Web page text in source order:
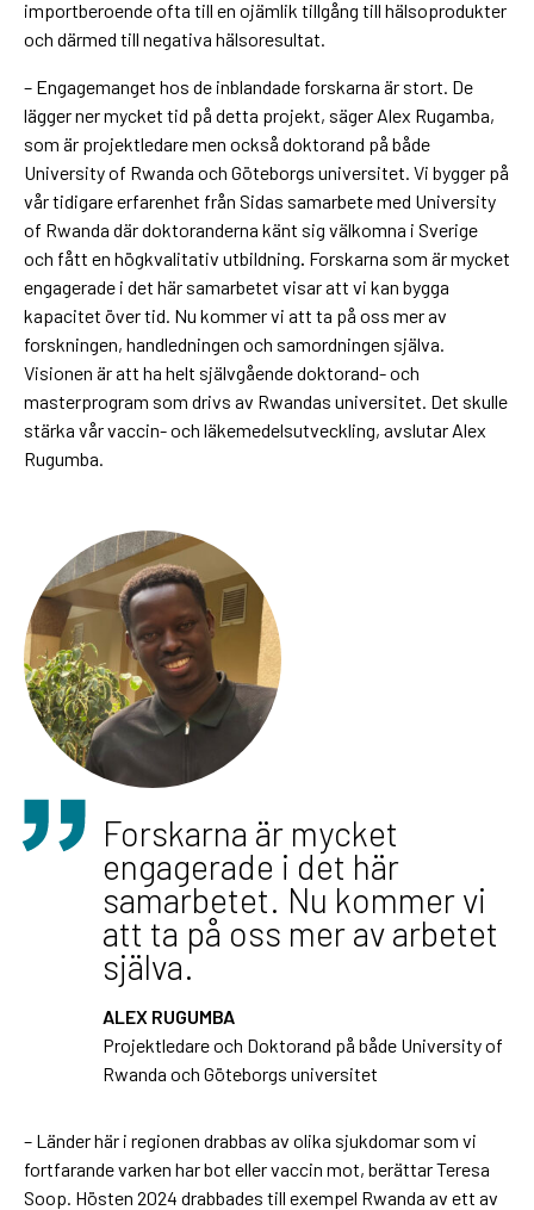
importberoende ofta till en ojämlik tillgång till hälsoprodukter
och därmed till negativa hälsoresultat.
– Engagemanget hos de inblandade forskarna är stort. De
lägger ner mycket tid på detta projekt, säger Alex Rugamba,
som är projektledare men också doktorand på både
University of Rwanda och Göteborgs universitet. Vi bygger på
vår tidigare erfarenhet från Sidas samarbete med University
of Rwanda där doktoranderna känt sig välkomna i Sverige
och fått en högkvalitativ utbildning Forskarna som är mycket
engagerade i det här samarbetet visar att vi kan bygga
kapacitet över tid. Nu kommer vi att ta på oss mer av
forskningen, handledningen och samordningen själva.
Visionen är att ha helt självgående doktorand- och
masterprogram som drivs av Rwandas universitet. Det skulle
stärka vår vaccin- och läkemedelsutveckling, avslutar Alex
Rugumba.
Forskarna är mycket
engagerade i det här
samarbetet. Nu kommer vi
att ta på oss mer av arbetet
själva.
ALEX RUGUMBA
Projektledare och Doktorand på både University of
Rwanda och Göteborgs universitet
– Länder här i regionen drabbas av olika sjukdomar som vi
fortfarande varken har bot eller vaccin mot, berättar Teresa
Soop. Hösten 2024 drabbades till exempel Rwanda av ett av